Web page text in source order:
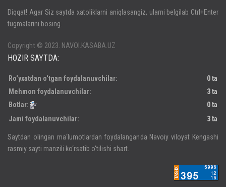
Паролни унутдингизми?
Diqqat! Agar Siz saytda xatoliklarni aniqlasangiz, ularni belgilab Ctrl+Enter
tugmalarini bosing.
Copyright © 2023. NAVOI.KASABA.UZ
HOZIR SAYTDA:
Ro‘yxatdan o‘tgan foydalanuvchilar:
0 ta
Mehmon foydalanuvchilar:
3 ta
Botlar:
0 ta
Jami foydalanuvchilar:
3 ta
Saytdan olingan ma‘lumotlardan foydalanganda Navoiy viloyat Kengashi
rasmiy sayti manzili ko‘rsatib o‘tilishi shart.